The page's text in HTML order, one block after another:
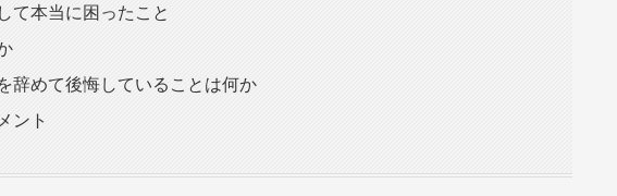
て本当に困ったこと
辞めて後悔していることは何か
ント